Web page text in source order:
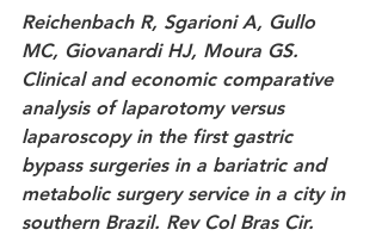
Reichenbach R, Sgarioni A, Gullo
MC, Giovanardi HJ, Moura GS.
Clinical and economic comparative
analysis of laparotomy versus
laparoscopy in the first gastric
bypass surgeries in a bariatric and
metabolic surgery service in a city in
southern Brazil. Rev Col Bras Cir.